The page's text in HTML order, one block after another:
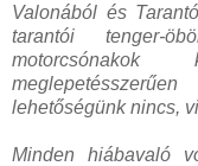
Valonából és
tarantói tenger-
lehetőségünk nincs,
Minden hiábavaló